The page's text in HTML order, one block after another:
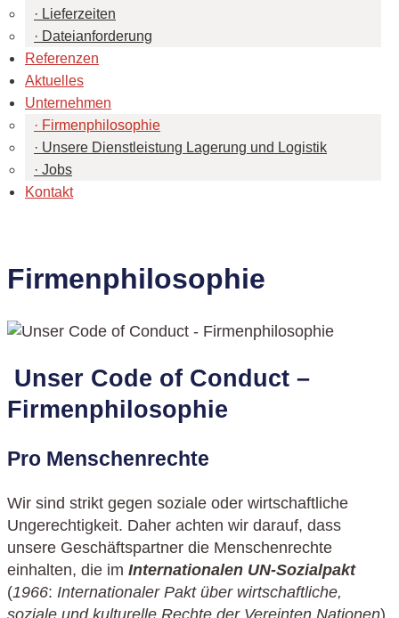
Lieferzeiten
Dateianforderung
Referenzen
Aktuelles
Unternehmen
Firmenphilosophie
Unsere Dienstleistung Lagerung und Logistik
Jobs
Kontakt
Firmenphilosophie
Unser Code of Conduct –
Firmenphilosophie
Pro Menschenrechte
Wir sind strikt gegen soziale oder wirtschaftliche
Ungerechtigkeit. Daher achten wir darauf, dass
unsere Geschäftspartner die Menschenrechte
einhalten, die im Internationalen UN-Sozialpakt
(1966: Internationaler Pakt über wirtschaftliche,
soziale und kulturelle Rechte der Vereinten Nationen)